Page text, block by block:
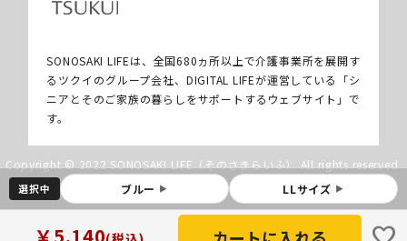
選択中 ブルー ▶ LLサイズ ▶
SONOSAKI LIFEは、全国680ヵ所以上で介護事業所を展開す
るツクイのグループ会社、DIGITAL LIFEが運営している「シ
ニアとそのご家族の暮らしをサポートするウェブサイト」で
す。
Copyright © 2022 SONOSAKI LIFE（そのさきらいふ） All rights reserved.